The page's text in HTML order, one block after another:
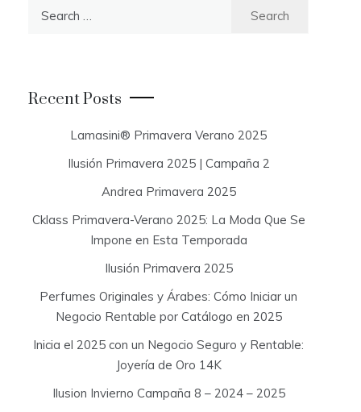
r
:
Recent Posts
Lamasini® Primavera Verano 2025
Ilusión Primavera 2025 | Campaña 2
Andrea Primavera 2025
Cklass Primavera-Verano 2025: La Moda Que Se
Impone en Esta Temporada
Ilusión Primavera 2025
Perfumes Originales y Árabes: Cómo Iniciar un
Negocio Rentable por Catálogo en 2025
Inicia el 2025 con un Negocio Seguro y Rentable:
Joyería de Oro 14K
Ilusion Invierno Campaña 8 – 2024 – 2025